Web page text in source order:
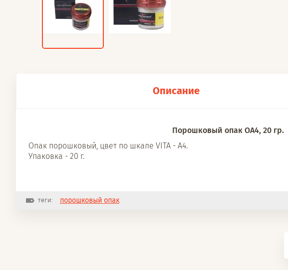
Описание
Порошковый опак OA4, 20 гр.
Опак порошковый, цвет по шкале VITA - A4.
Упаковка - 20 г.
теги: порошковый опак